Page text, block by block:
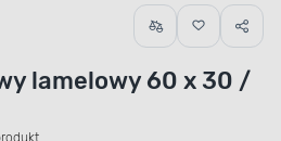
lamelowy 60 x 30 /